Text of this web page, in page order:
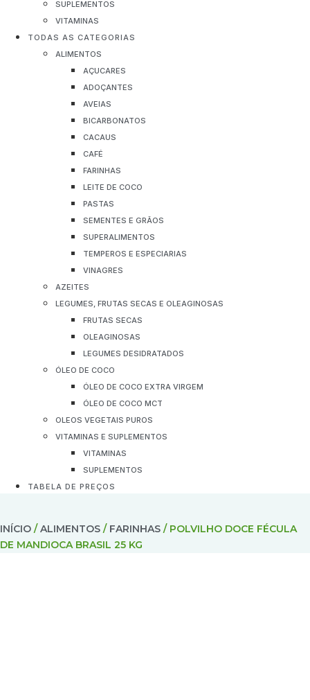
SUPLEMENTOS
VITAMINAS
TODAS AS CATEGORIAS
ALIMENTOS
AÇUCARES
ADOÇANTES
AVEIAS
BICARBONATOS
CACAUS
CAFÉ
FARINHAS
LEITE DE COCO
PASTAS
SEMENTES E GRÃOS
SUPERALIMENTOS
TEMPEROS E ESPECIARIAS
VINAGRES
AZEITES
LEGUMES, FRUTAS SECAS E OLEAGINOSAS
FRUTAS SECAS
OLEAGINOSAS
LEGUMES DESIDRATADOS
ÓLEO DE COCO
ÓLEO DE COCO EXTRA VIRGEM
ÓLEO DE COCO MCT
OLEOS VEGETAIS PUROS
VITAMINAS E SUPLEMENTOS
VITAMINAS
SUPLEMENTOS
TABELA DE PREÇOS
INÍCIO /ALIMENTOS / FARINHAS / POLVILHO DOCE FÉCULA
DE MANDIOCA BRASIL 25 KG